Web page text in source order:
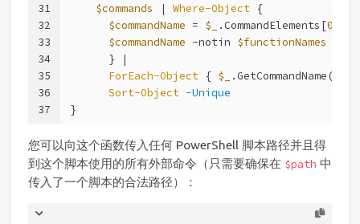
31
32
33
34
35
36
37
$commands | Where-Object {
$commandName = $_ .CommandElements[0
$commandName -notin $functionNames
      } |
ForEach-Object { $_
.GetCommandName()
Sort-Object -Unique
}
您可以向这个函数传入任何 PowerShell 脚本路径并且得
到这个脚本使用的所有外部命令（只需要确保在 $path 中
传入了一个脚本的合法路径）：